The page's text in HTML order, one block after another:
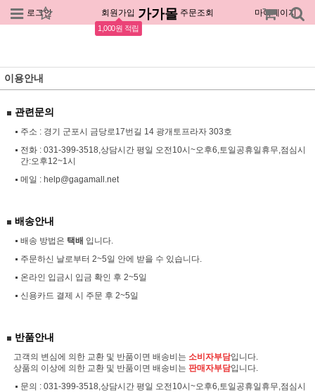
로그인 회원가입
1,000원 적립
주문조회 마이페이지
가가몰
이용안내
관련문의
주소 : 경기 군포시 금당로17번길 14 광개토프라자 303호
전화 : 031-399-3518,상담시간 평일 오전10시~오후6,토일공휴일휴무,점심시
간:오후12~1시
메일 : help@gagamall.net
배송안내
배송 방법은 택배 입니다.
주문하신 날로부터 2~5일 안에 받을 수 있습니다.
온라인 입금시 입금 확인 후 2~5일
신용카드 결제 시 주문 후 2~5일
반품안내
고객의 변심에 의한 교환 및 반품이면 배송비는 소비자부담입니다.
상품의 이상에 의한 교환 및 반품이면 배송비는 판매자부담입니다.
문의 : 031-399-3518,상담시간 평일 오전10시~오후6,토일공휴일휴무,점심시